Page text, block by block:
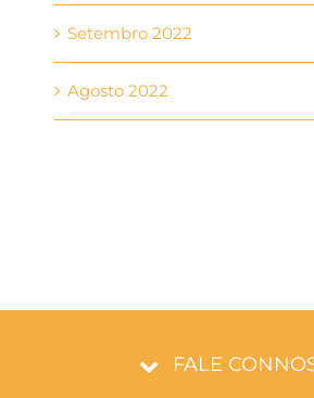
Setembro 2022
Agosto 2022
FALE